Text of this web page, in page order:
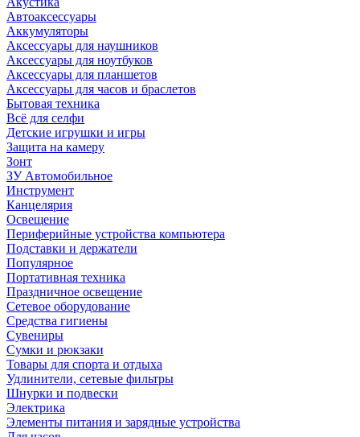
Автоаксессуары
Аккумуляторы
Аксессуары для наушников
Аксессуары для ноутбуков
Аксессуары для планшетов
Аксессуары для часов и браслетов
Бытовая техника
Всё для селфи
Детские игрушки и игры
Защита на камеру
Зонт
ЗУ Автомобильное
Инструмент
Канцелярия
Освещение
Периферийные устройства компьютера
Подставки и держатели
Популярное
Портативная техника
Праздничное освещение
Сетевое оборудование
Средства гигиены
Сувениры
Сумки и рюкзаки
Товары для спорта и отдыха
Удлинители, сетевые фильтры
Шнурки и подвески
Электрика
Элементы питания и зарядные устройства